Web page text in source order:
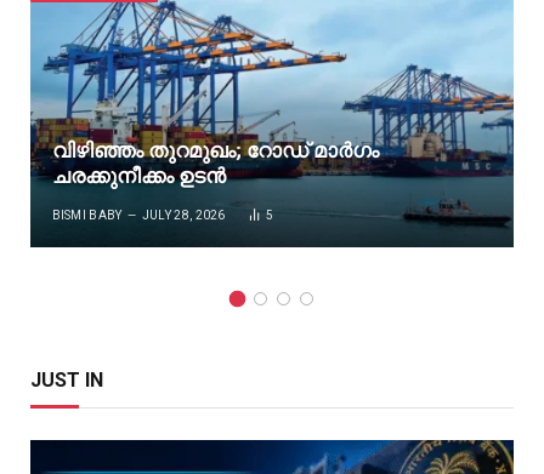
വിഴിഞ്ഞം തുറമുഖം; റോഡ് മാർഗം
ചരക്കുനീക്കം ഉടൻ
BISMI BABY JULY 28, 2026 5
JUST IN